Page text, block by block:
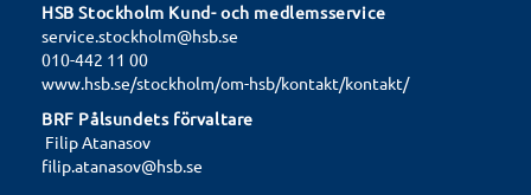
HSB Stockholm Kund- och medlemsservice
service.stockholm@hsb.se
010-442 11 00
www.hsb.se/stockholm/om-hsb/kontakt/kontakt/
BRF Pålsundets förvaltare
Filip Atanasov
filip.atanasov@hsb.se